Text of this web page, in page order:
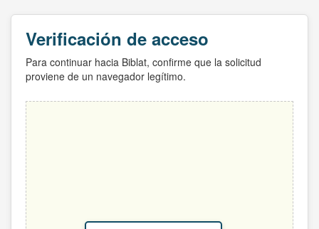
Verificación de acceso
Para continuar hacia Biblat, confirme que la solicitud
proviene de un navegador legítimo.